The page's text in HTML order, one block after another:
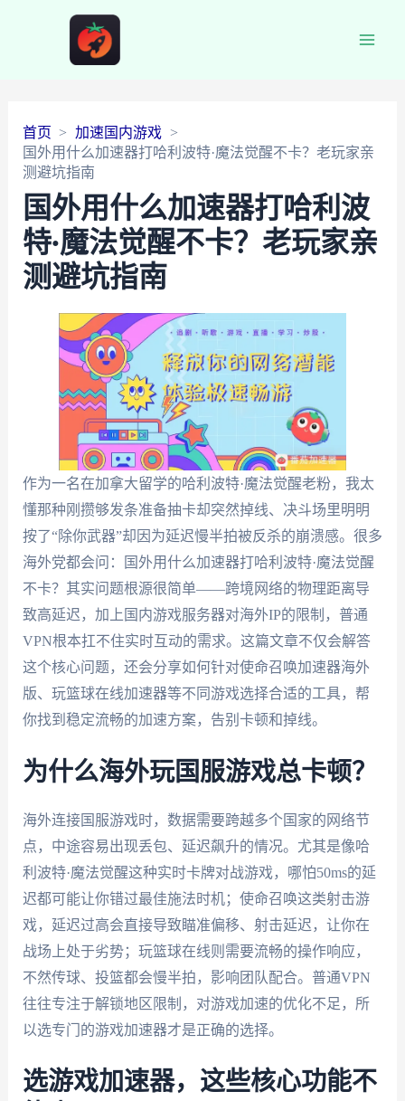
首页
加速国内游戏
国外用什么加速器打哈利波特·魔法觉醒不卡？老玩家亲
测避坑指南
国外用什么加速器打哈利波
特·魔法觉醒不卡？老玩家亲
测避坑指南
作为一名在加拿大留学的哈利波特·魔法觉醒老粉，我太
懂那种刚攒够发条准备抽卡却突然掉线、决斗场里明明
按了“除你武器”却因为延迟慢半拍被反杀的崩溃感。很多
海外党都会问：国外用什么加速器打哈利波特·魔法觉醒
不卡？其实问题根源很简单——跨境网络的物理距离导
致高延迟，加上国内游戏服务器对海外IP的限制，普通
VPN根本扛不住实时互动的需求。这篇文章不仅会解答
这个核心问题，还会分享如何针对使命召唤加速器海外
版、玩篮球在线加速器等不同游戏选择合适的工具，帮
你找到稳定流畅的加速方案，告别卡顿和掉线。
为什么海外玩国服游戏总卡顿？
海外连接国服游戏时，数据需要跨越多个国家的网络节
点，中途容易出现丢包、延迟飙升的情况。尤其是像哈
利波特·魔法觉醒这种实时卡牌对战游戏，哪怕50ms的延
迟都可能让你错过最佳施法时机；使命召唤这类射击游
戏，延迟过高会直接导致瞄准偏移、射击延迟，让你在
战场上处于劣势；玩篮球在线则需要流畅的操作响应，
不然传球、投篮都会慢半拍，影响团队配合。普通VPN
往往专注于解锁地区限制，对游戏加速的优化不足，所
以选专门的游戏加速器才是正确的选择。
选游戏加速器，这些核心功能不